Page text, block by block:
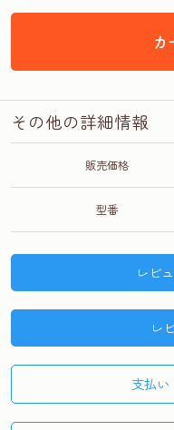
カ
その他の詳細情報
販売価格
型番
レビ
レ
支払い